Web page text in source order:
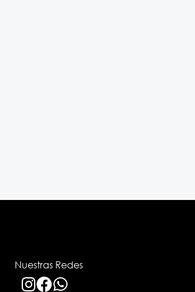
Nuestras Redes